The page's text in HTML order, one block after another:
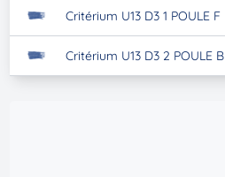
Critérium U13 D3 1 POULE F
Critérium U13 D3 2 POULE B